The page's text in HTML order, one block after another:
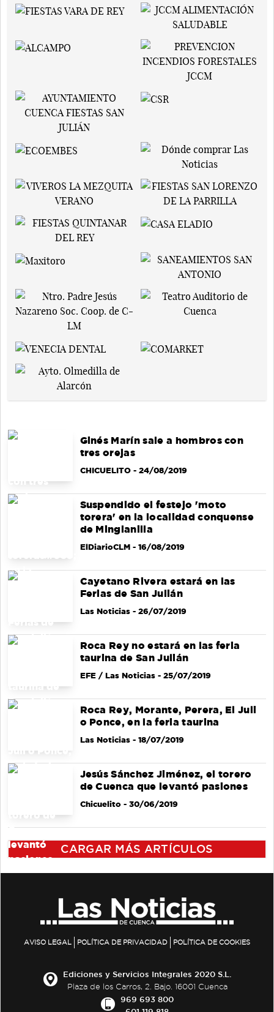
Ginés Marín sale a hombros con
tres orejas
CHICUELITO- 24/08/2019
Suspendido el festejo 'moto
torera' en la localidad conquense
de Minglanilla
ElDiarioCLM- 16/08/2019
Cayetano Rivera estará en las
Ferias de San Julián
Las Noticias- 26/07/2019
Roca Rey no estará en las feria
taurina de San Julián
EFE / Las Noticias- 25/07/2019
Roca Rey, Morante, Perera, El Juli
o Ponce, en la feria taurina
Las Noticias- 18/07/2019
Jesús Sánchez Jiménez, el torero
de Cuenca que levantó pasiones
Chicuelito- 30/06/2019
CARGAR MÁS ARTÍCULOS
AVISO LEGAL POLÍTICA DE PRIVACIDAD POLÍTICA DE COOKIES
Ediciones y Servicios Integrales 2020 S.L.
Plaza de los Carros, 2. Bajo. 16001 Cuenca
969 693 800